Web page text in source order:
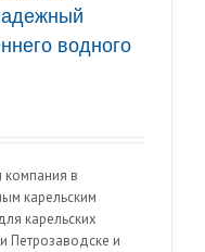
водного
в
карельским
карельских
Петрозаводске и